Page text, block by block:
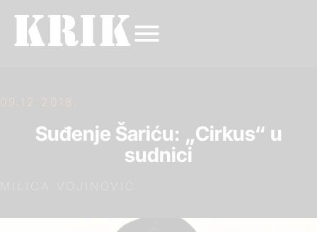
09.12.2018.
Suđenje Šariću: „Cirkus“ u
sudnici